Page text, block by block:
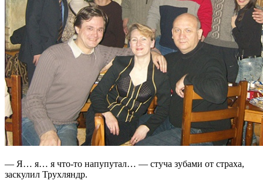
— Я… я… я что-то напупутал… — стуча зубами от страха,
заскулил Трухляндр.